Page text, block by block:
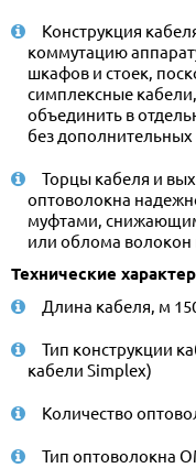
Конструкция
коммутацию
шкафов и стоек,
симплексные
объединить в
без
Торцы кабеля и
оптоволокна
муфтами,
или облома
Технические
Длина кабеля, м
Тип конструкции
кабели Simplex)
Количество
Тип оптоволокна